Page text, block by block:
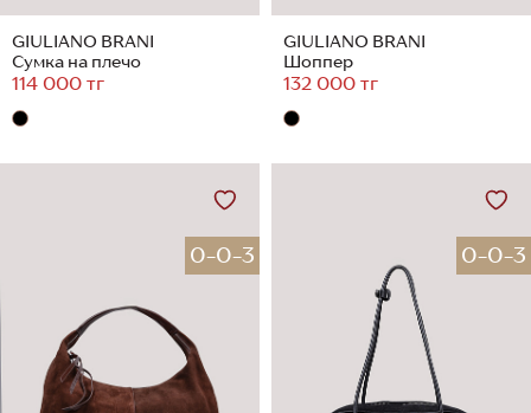
GIULIANO BRANI
Сумка на плечо
114 000 тг
GIULIANO BRANI
Шоппер
132 000 тг
0-0-3 0-0-3